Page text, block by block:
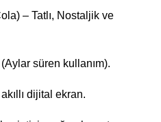
– Tatlı, Nostaljik ve
(Aylar süren kullanım).
dijital ekran.